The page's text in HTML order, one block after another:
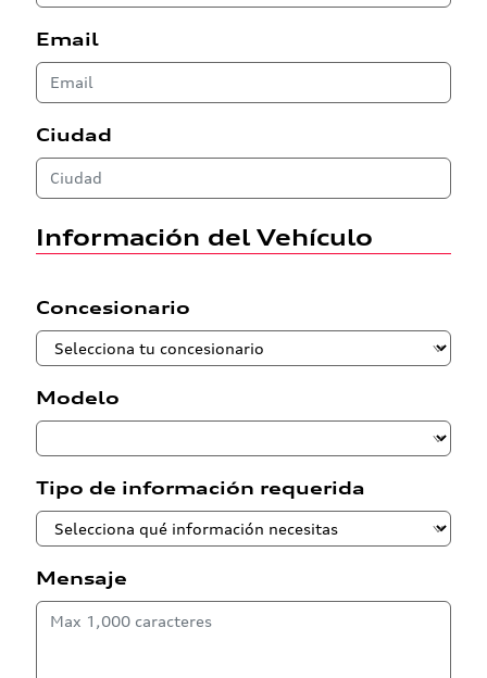
Email
Ciudad
Información del Vehículo
Concesionario
Modelo
Tipo de información requerida
Mensaje